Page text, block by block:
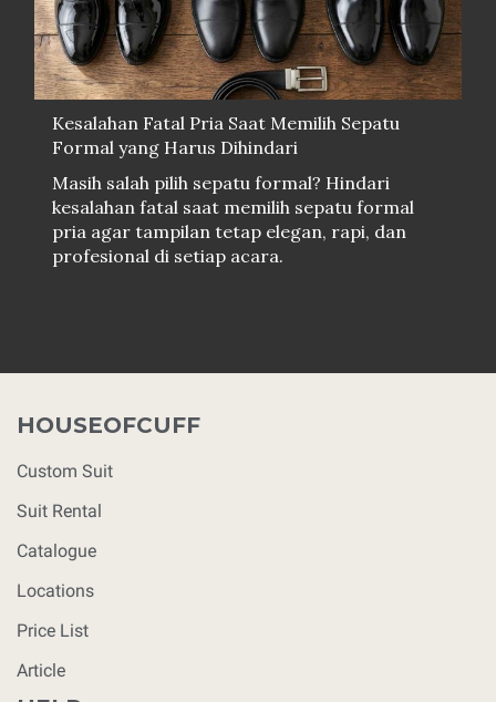
Kesalahan Fatal Pria Saat Memilih Sepatu
Formal yang Harus Dihindari
Masih salah pilih sepatu formal? Hindari
kesalahan fatal saat memilih sepatu formal
pria agar tampilan tetap elegan, rapi, dan
profesional di setiap acara.
HOUSEOFCUFF
Custom Suit
Suit Rental
Catalogue
Locations
Price List
Article